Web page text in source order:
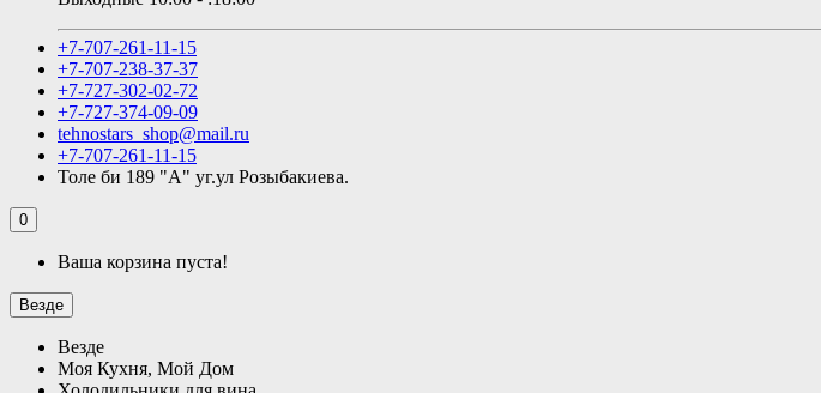
+7-707-261-11-15
+7-707-238-37-37
+7-727-302-02-72
+7-727-374-09-09
tehnostars_shop@mail.ru
+7-707-261-11-15
Толе би 189 "А" уг.ул Розыбакиева.
0
Ваша корзина пуста!
Везде
Везде
Моя Кухня, Мой Дом